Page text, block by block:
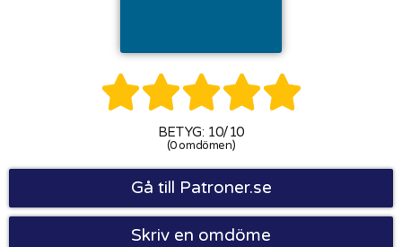

BETYG: 10/10
(0 omdömen)
Gå till Patroner.se
Skriv en omdöme